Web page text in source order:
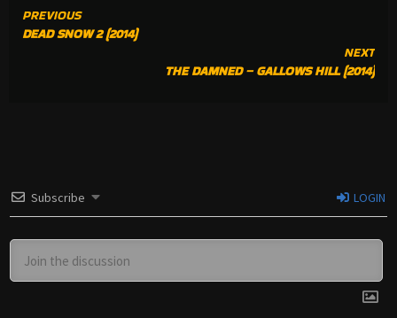
CONTINUE
READING
PREVIOUS
DEAD SNOW 2 (2014)
NEXT
THE DAMNED – GALLOWS HILL (2014)
Subscribe LOGIN